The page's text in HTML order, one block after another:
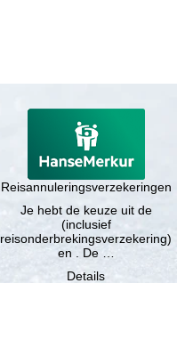
Reisannuleringsverzekeringen
Je hebt de keuze uit de
(inclusief
reisonderbrekingsverzekering)
en . De …
Details